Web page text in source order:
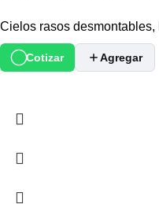
Cielos rasos desmontables,
Cotizar Agregar